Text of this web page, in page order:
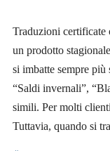
Traduzioni certificate
un prodotto
si imbatte sempre
“Saldi invernali”,
simili. Per molti
Tuttavia, quando si